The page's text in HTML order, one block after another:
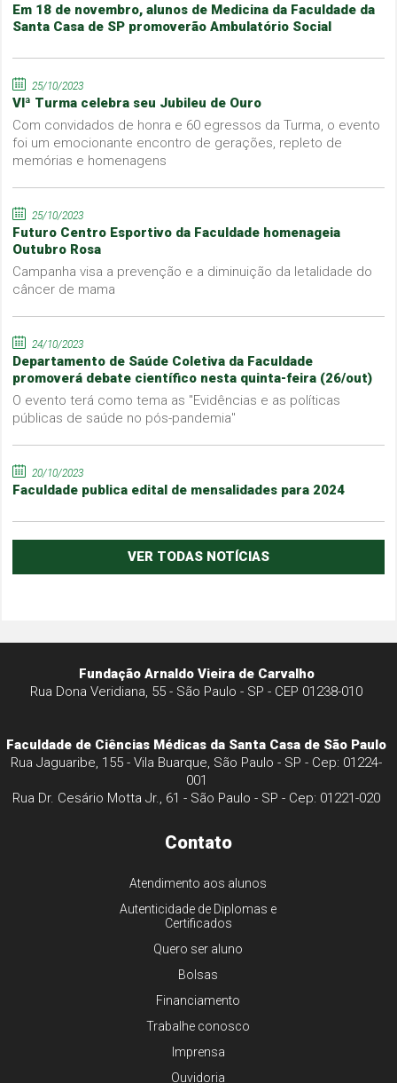
Em 18 de novembro, alunos de Medicina da Faculdade da
Santa Casa de SP promoverão Ambulatório Social
25/10/2023
VIª Turma celebra seu Jubileu de Ouro
Com convidados de honra e 60 egressos da Turma, o evento
foi um emocionante encontro de gerações, repleto de
memórias e homenagens
25/10/2023
Futuro Centro Esportivo da Faculdade homenageia
Outubro Rosa
Campanha visa a prevenção e a diminuição da letalidade do
câncer de mama
24/10/2023
Departamento de Saúde Coletiva da Faculdade
promoverá debate científico nesta quinta-feira (26/out)
O evento terá como tema as "Evidências e as políticas
públicas de saúde no pós-pandemia"
20/10/2023
Faculdade publica edital de mensalidades para 2024
VER TODAS NOTÍCIAS
Fundação Arnaldo Vieira de Carvalho
Rua Dona Veridiana, 55 - São Paulo - SP - CEP 01238-010
Faculdade de Ciências Médicas da Santa Casa de São Paulo
Rua Jaguaribe, 155 - Vila Buarque, São Paulo - SP - Cep: 01224-
001
Rua Dr. Cesário Motta Jr., 61 - São Paulo - SP - Cep: 01221-020
Contato
Atendimento aos alunos
Autenticidade de Diplomas e
Certificados
Quero ser aluno
Bolsas
Financiamento
Trabalhe conosco
Imprensa
Ouvidoria